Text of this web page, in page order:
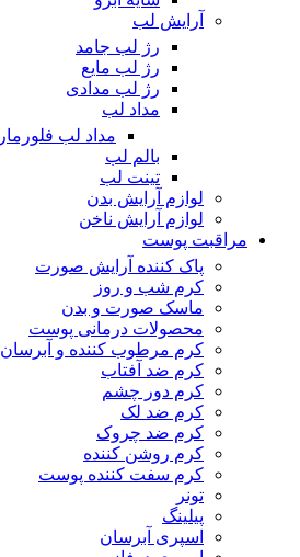
آرایش لب
رژ لب جامد
رژ لب مایع
رژ لب مدادی
مداد لب
مداد لب فلورمار
بالم لب
تینت لب
لوازم آرایش بدن
لوازم آرایش ناخن
مراقبت پوست
پاک کننده آرایش صورت
کرم شب و روز
ماسک صورت و بدن
محصولات درمانی پوست
کرم مرطوب کننده و آبرسان
کرم ضد آفتاب
کرم دور چشم
کرم ضد لک
کرم ضد چروک
کرم روشن کننده
کرم سفت کننده پوست
تونر
پیلینگ
اسپری آبرسان